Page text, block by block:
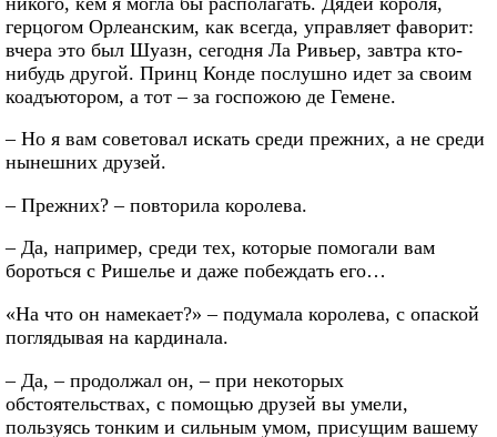
герцогом Орлеанским, как всегда, управляет фаворит:
вчера это был Шуазн, сегодня Ла Ривьер, завтра кто-
нибудь другой. Принц Конде послушно идет за своим
коадъютором, а тот – за госпожою де Гемене.
– Но я вам советовал искать среди прежних, а не среди
нынешних друзей.
– Прежних? – повторила королева.
– Да, например, среди тех, которые помогали вам
бороться с Ришелье и даже побеждать его…
«На что он намекает?» – подумала королева, с опаской
поглядывая на кардинала.
– Да, – продолжал он, – при некоторых
обстоятельствах, с помощью друзей вы умели,
пользуясь тонким и сильным умом, присущим вашему